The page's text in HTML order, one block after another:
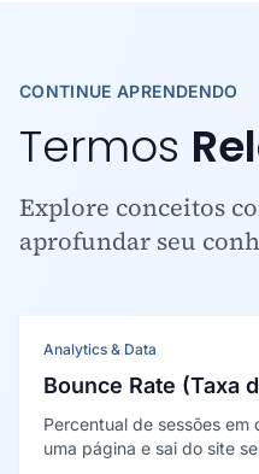
CONTINUE APRENDENDO
Termos
Explore conceitos
aprofundar seu
Analytics & Data
Bounce Rate (Taxa
Percentual de sessões em
uma página e sai do site